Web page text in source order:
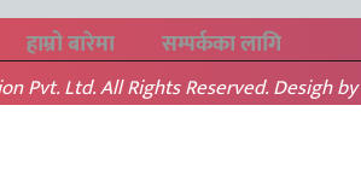
हाम्रो बारेमा सम्पर्कका लागि
Pvt. Ltd. All Rights Reserved. Desigh by